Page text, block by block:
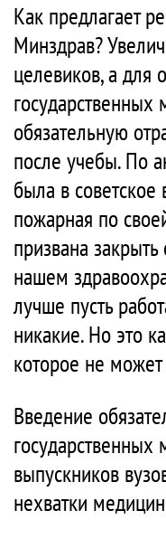
Как предлагает
Минздрав?
целевиков, а для
государственных
обязательную
после учебы. По
была в советское
пожарная по
призвана
нашем
лучше пусть
никакие. Но это
которое не
Введение
выпускников
нехватки